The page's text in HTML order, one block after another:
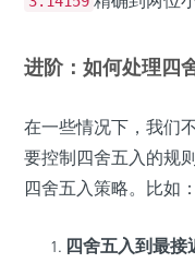
进阶：如何处理四
在一些情况下，我们
要控制四舍五入的规
四舍五入策略。比如：
四舍五入到最接